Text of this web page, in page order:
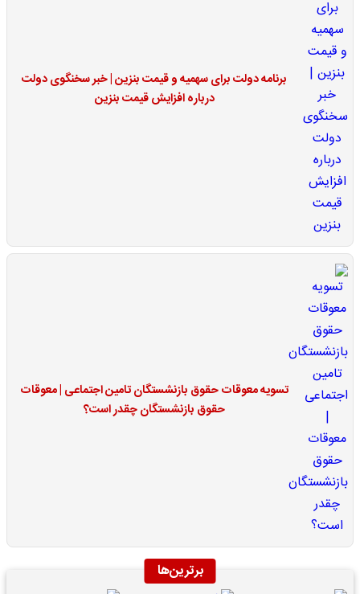
برنامه دولت برای سهمیه و قیمت بنزین | خبر سخنگوی دولت
درباره افزایش قیمت بنزین
تسویه معوقات حقوق بازنشستگان تامین اجتماعی | معوقات
حقوق بازنشستگان چقدر است؟
برترین‌ها